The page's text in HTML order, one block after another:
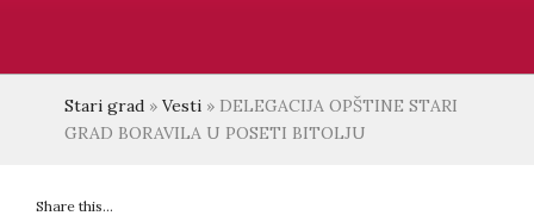
Stari grad » Vesti » DELEGACIJA OPŠTINE STARI
GRAD BORAVILA U POSETI BITOLJU
Share this...